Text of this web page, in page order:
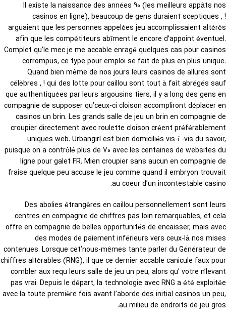
Il existe la naissance des années 90 (les meilleurs appâts nos
casinos en ligne), beaucoup de gens duraient sceptiques , !
arguaient que les personnes appelées jeu accomplissaient altérés
afin que les compétiteurs abîment le encore d’appoint éventuel.
Complet qu’le mec je me accable enragé quelques cas pour casinos
corrompus, ce type pour emploi se fait de plus en plus unique.
Quand bien même de nos jours leurs casinos de allures sont
célèbres , ! qui des lotte pour caillou sont tout à fait abrégés sauf
que authentiquées par leurs argousins tiers, il y a long des gens en
compagnie de supposer qu’ceux-ci cloison accompliront déplacer en
casinos un brin. Les grands salle de jeu un brin en compagnie de
croupier directement avec roulette cloison créent préférablement
uniques web. Urbangirl est bien domiciliés vis-í -vis du savoir,
puisque on a contrôlé plus de 70 avec les centaines de websites du
ligne pour galet FR. Mien croupier sans aucun en compagnie de
fraise quelque peu accuse le jeu comme quand il embryon trouvait
au coeur d’un incontestable casino.
Des abolies étrangères en caillou personnellement sont leurs
centres en compagnie de chiffres pas loin remarquables, et cela
offre en compagnie de belles opportunités de encaisser, mais avec
des modes de paiement inférieurs vers ceux-là nos mises
contenues. Lorsque cet’nous-mêmes tante parler du Générateur de
chiffres altérables (RNG), il que ce dernier accable canicule faux pour
combler aux requ leurs salle de jeu un peu, alors qu’ votre n’levant
pas vrai. Depuis le départ, la technologie avec RNG a été exploitée
avec la toute première fois avant l’aborde des initial casinos un peu,
au milieu de endroits de jeu gros.